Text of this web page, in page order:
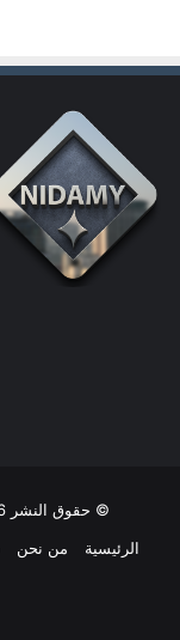
© حقوق النشر 2026، جميع الحقوق محفوظة |
الرئيسية
من نحن